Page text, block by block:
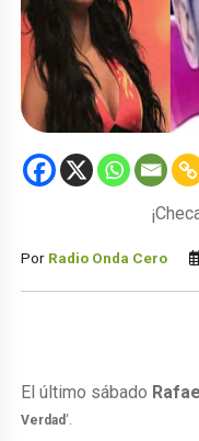
Por Radio Onda Cero
El último sábado
Verdad ‘.